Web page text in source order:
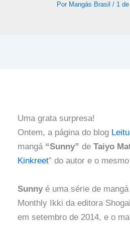
Por Mangás Brasil / 1
Uma grata surpresa!
Ontem, a página do blog
mangá “Sunny” de Taiyo
Kinkreet” do autor e o
Sunnyé uma série de
Monthly Ikki da editora
em setembro de 2014, e o